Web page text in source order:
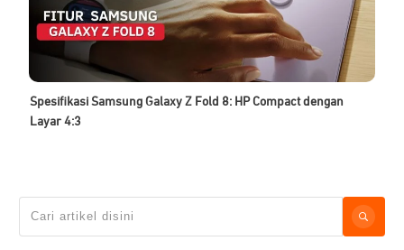
Spesifikasi Samsung Galaxy Z Fold 8: HP Compact dengan
Layar 4:3